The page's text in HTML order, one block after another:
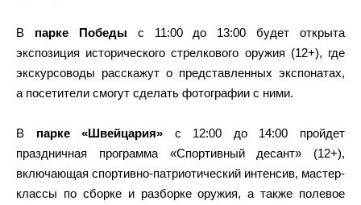
В парке Победы с 11:00 до 13:00 будет открыта
экспозиция исторического стрелкового оружия (12+), где
экскурсоводы расскажут о представленных экспонатах,
а посетители смогут сделать фотографии с ними.
В парке «Швейцария» с 12:00 до 14:00 пройдет
праздничная программа «Спортивный десант» (12+),
включающая спортивно-патриотический интенсив, мастер-
классы по сборке и разборке оружия, а также полевое